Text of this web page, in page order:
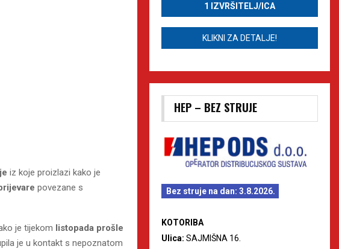
iz koje proizlazi kako je
povezane s
je tijekom listopada prošle
je u kontakt s nepoznatom
1 IZVRŠITELJ/ICA
KLIKNI ZA DETALJE!
HEP – BEZ STRUJE
Bez struje na dan: 3.8.2026.
KOTORIBA
Ulica: SAJMIŠNA 16.